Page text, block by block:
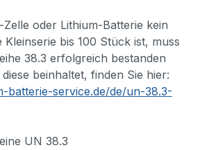
oder Lithium-Batterie kein
bis 100 Stück ist, muss
38.3 erfolgreich bestanden
beinhaltet, finden Sie hier:
batterie-service.de/de/un-38.3-
UN 38.3